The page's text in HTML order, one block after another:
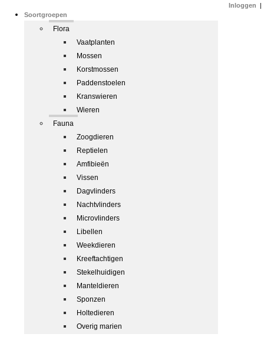
Soortgroepen
Flora
Vaatplanten
Mossen
Korstmossen
Paddenstoelen
Kranswieren
Wieren
Fauna
Zoogdieren
Reptielen
Amfibieën
Vissen
Dagvlinders
Nachtvlinders
Microvlinders
Libellen
Weekdieren
Kreeftachtigen
Stekelhuidigen
Manteldieren
Sponzen
Holtedieren
Overig marien
Inloggen |